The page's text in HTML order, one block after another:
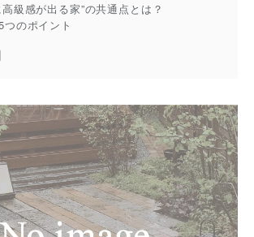
級感が出る家”の共通点とは？
のポイント